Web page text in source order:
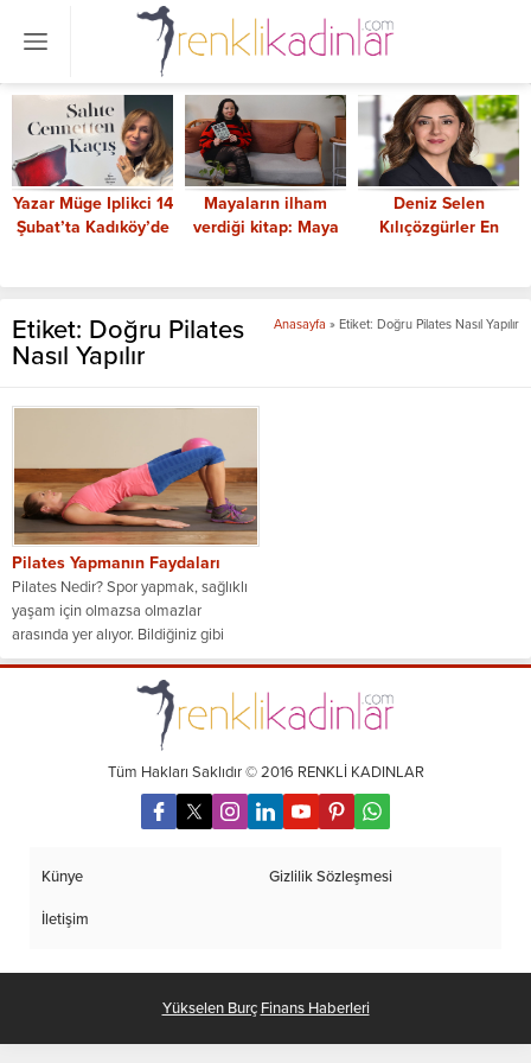
Yazar Müge Iplikci 14
Şubat’ta Kadıköy’de
Mayaların ilham
verdiği kitap: Maya
Deniz Selen
Kılıçözgürler En
Anasayfa » Etiket: Doğru Pilates Nasıl Yapılır
Etiket: Doğru Pilates
Nasıl Yapılır
Pilates Yapmanın Faydaları
Pilates Nedir? Spor yapmak, sağlıklı
yaşam için olmazsa olmazlar
arasında yer alıyor. Bildiğiniz gibi
dünyada bir...
Tüm Hakları Saklıdır © 2016 RENKLİ KADINLAR
Künye Gizlilik Sözleşmesi
İletişim
Yükselen Burç Finans Haberleri